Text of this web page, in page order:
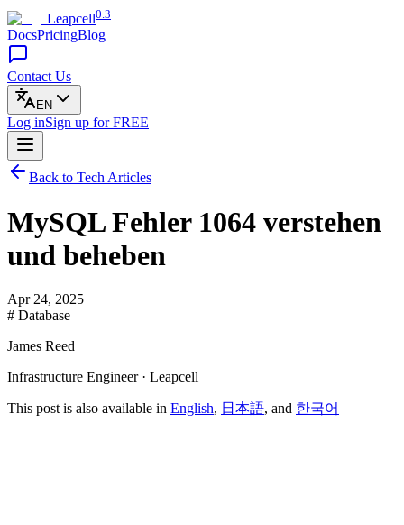
Leapcell0.3
DocsPricingBlog
Contact Us
EN
Log inSign up for FREE
Back to Tech Articles
MySQL Fehler 1064 verstehen
und beheben
Apr 24, 2025
# Database
James Reed
Infrastructure Engineer · Leapcell
This post is also available in English, 日本語, and 한국어